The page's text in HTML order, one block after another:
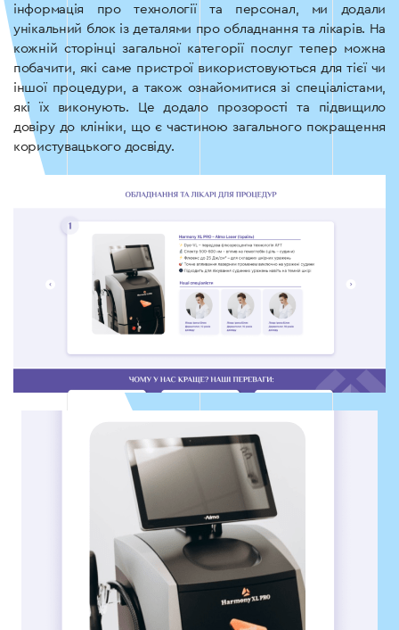
інформація про технології та персонал, ми додали
унікальний блок із деталями про обладнання та лікарів. На
кожній сторінці загальної категорії послуг тепер можна
побачити, які саме пристрої використовуються для тієї чи
іншої процедури, а також ознайомитися зі спеціалістами,
які їх виконують. Це додало прозорості та підвищило
довіру до клініки, що є частиною загального покращення
користувацького досвіду.